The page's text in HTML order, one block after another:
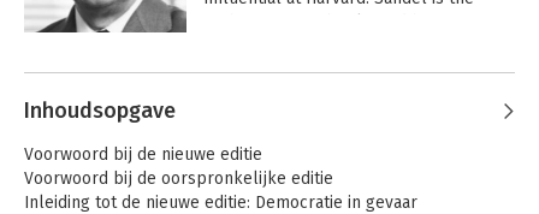
Monthly, the New Republic and the New
Andere boeken door Michael Sandel
Inhoudsopgave
Voorwoord bij de nieuwe editie
Voorwoord bij de oorspronkelijke editie
Inleiding tot de nieuwe editie: Democratie in gevaar